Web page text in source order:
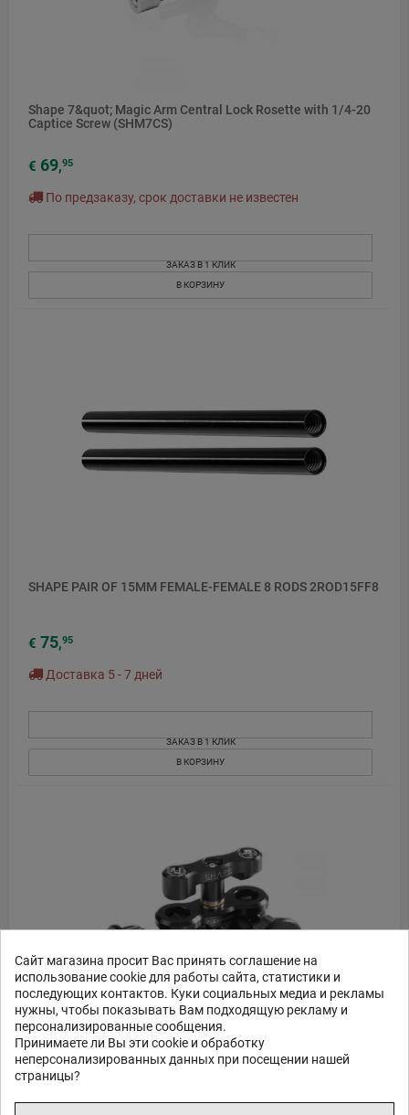
Сайт магазина просит Вас принять соглашение на
использование cookie для работы сайта, статистики и
последующих контактов. Куки социальных медиа и рекламы
нужны, чтобы показывать Вам подходящую рекламу и
персонализированные сообщения.
Принимаете ли Вы эти cookie и обработку
неперсонализированных данных при посещении нашей
страницы?
Shape 7&quot; Magic Arm Central Lock Rosette with 1/4-20
Captice Screw (SHM7CS)
€ 69,95
По предзаказу, срок доставки не известен
ЗАКАЗ В 1 КЛИК
В КОРЗИНУ
SHAPE PAIR OF 15MM FEMALE-FEMALE 8 RODS 2ROD15FF8
€ 75,95
Доставка 5 - 7 дней
ЗАКАЗ В 1 КЛИК
В КОРЗИНУ
Shape Small Flex Arm 1/4-20 to 1/4-20 Monitor Mount
(SHFLEX1)